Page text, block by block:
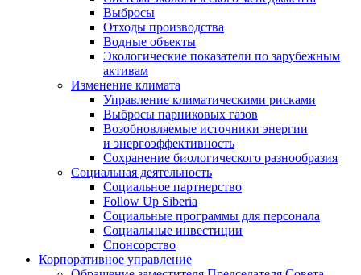
Выбросы
Отходы производства
Водные объекты
Экологические показатели по зарубежным
активам
Изменение климата
Управление климатическими рисками
Выбросы парниковых газов
Возобновляемые источники энергии
и энергоэффективность
Сохранение биологического разнообразия
Социальная деятельность
Социальное партнерство
Follow Up Siberia
Социальные программы для персонала
Социальные инвестиции
Спонсорство
Корпоративное управление